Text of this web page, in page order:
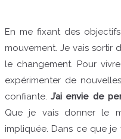
En me fixant des
mouvement. Je vais sortir
le changement. Pour
expérimenter de
confiante.J’ai envie de
Que je vais donner le
impliquée. Dans ce que